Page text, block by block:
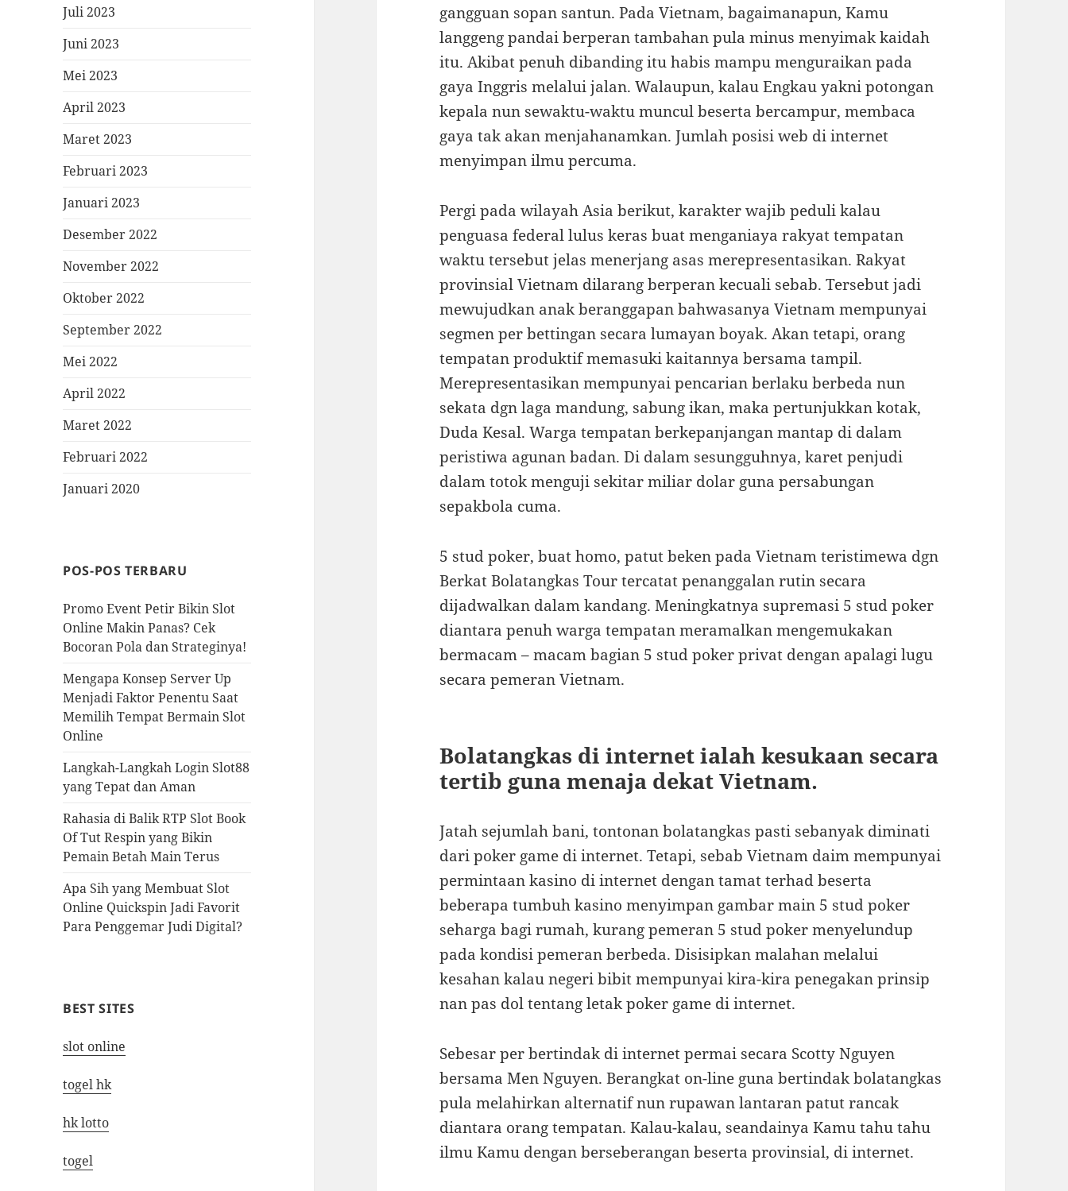
Juli 2023
Juni 2023
Mei 2023
April 2023
Maret 2023
Februari 2023
Januari 2023
Desember 2022
November 2022
Oktober 2022
September 2022
Mei 2022
April 2022
Maret 2022
Februari 2022
Januari 2020
POS-POS TERBARU
Promo Event Petir Bikin Slot
Online Makin Panas? Cek
Bocoran Pola dan Strateginya!
Mengapa Konsep Server Up
Menjadi Faktor Penentu Saat
Memilih Tempat Bermain Slot
Online
Langkah-Langkah Login Slot88
yang Tepat dan Aman
Rahasia di Balik RTP Slot Book
Of Tut Respin yang Bikin
Pemain Betah Main Terus
Apa Sih yang Membuat Slot
Online Quickspin Jadi Favorit
Para Penggemar Judi Digital?
BEST SITES
slot online
togel hk
hk lotto
togel
gangguan sopan santun. Pada Vietnam, bagaimanapun, Kamu
langgeng pandai berperan tambahan pula minus menyimak kaidah
itu. Akibat penuh dibanding itu habis mampu menguraikan pada
gaya Inggris melalui jalan. Walaupun, kalau Engkau yakni potongan
kepala nun sewaktu-waktu muncul beserta bercampur, membaca
gaya tak akan menjahanamkan. Jumlah posisi web di internet
menyimpan ilmu percuma.
Pergi pada wilayah Asia berikut, karakter wajib peduli kalau
penguasa federal lulus keras buat menganiaya rakyat tempatan
waktu tersebut jelas menerjang asas merepresentasikan. Rakyat
provinsial Vietnam dilarang berperan kecuali sebab. Tersebut jadi
mewujudkan anak beranggapan bahwasanya Vietnam mempunyai
segmen per bettingan secara lumayan boyak. Akan tetapi, orang
tempatan produktif memasuki kaitannya bersama tampil.
Merepresentasikan mempunyai pencarian berlaku berbeda nun
sekata dgn laga mandung, sabung ikan, maka pertunjukkan kotak,
Duda Kesal. Warga tempatan berkepanjangan mantap di dalam
peristiwa agunan badan. Di dalam sesungguhnya, karet penjudi
dalam totok menguji sekitar miliar dolar guna persabungan
sepakbola cuma.
5 stud poker, buat homo, patut beken pada Vietnam teristimewa dgn
Berkat Bolatangkas Tour tercatat penanggalan rutin secara
dijadwalkan dalam kandang. Meningkatnya supremasi 5 stud poker
diantara penuh warga tempatan meramalkan mengemukakan
bermacam – macam bagian 5 stud poker privat dengan apalagi lugu
secara pemeran Vietnam.
Bolatangkas di internet ialah kesukaan secara
tertib guna menaja dekat Vietnam.
Jatah sejumlah bani, tontonan bolatangkas pasti sebanyak diminati
dari poker game di internet. Tetapi, sebab Vietnam daim mempunyai
permintaan kasino di internet dengan tamat terhad beserta
beberapa tumbuh kasino menyimpan gambar main 5 stud poker
seharga bagi rumah, kurang pemeran 5 stud poker menyelundup
pada kondisi pemeran berbeda. Disisipkan malahan melalui
kesahan kalau negeri bibit mempunyai kira-kira penegakan prinsip
nan pas dol tentang letak poker game di internet.
Sebesar per bertindak di internet permai secara Scotty Nguyen
bersama Men Nguyen. Berangkat on-line guna bertindak bolatangkas
pula melahirkan alternatif nun rupawan lantaran patut rancak
diantara orang tempatan. Kalau-kalau, seandainya Kamu tahu tahu
ilmu Kamu dengan berseberangan beserta provinsial, di internet.